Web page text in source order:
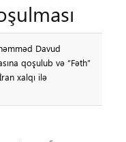
Davud
qoşulub və “Fəth”
xalqı ilə